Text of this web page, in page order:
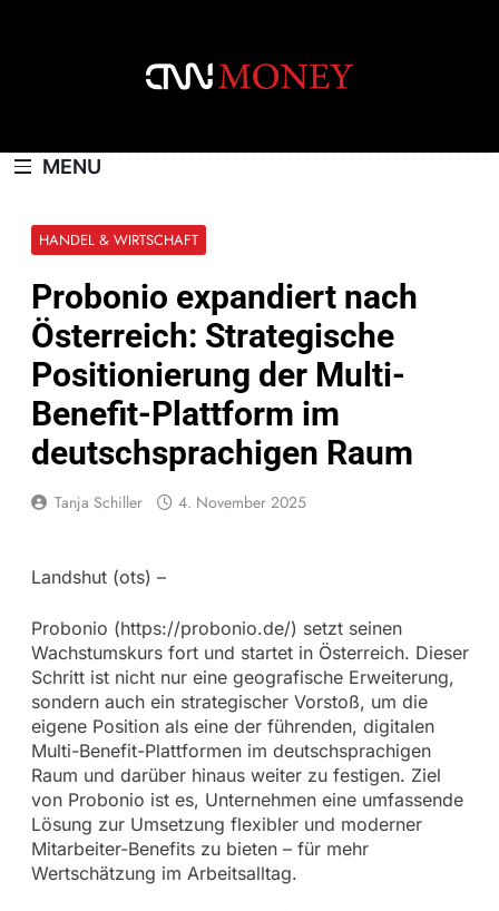
MENU
HANDEL & WIRTSCHAFT
Probonio expandiert nach
Österreich: Strategische
Positionierung der Multi-
Benefit-Plattform im
deutschsprachigen Raum
Tanja Schiller 4. November 2025
Landshut (ots) –
Probonio (https://probonio.de/) setzt seinen
Wachstumskurs fort und startet in Österreich. Dieser
Schritt ist nicht nur eine geografische Erweiterung,
sondern auch ein strategischer Vorstoß, um die
eigene Position als eine der führenden, digitalen
Multi-Benefit-Plattformen im deutschsprachigen
Raum und darüber hinaus weiter zu festigen. Ziel
von Probonio ist es, Unternehmen eine umfassende
Lösung zur Umsetzung flexibler und moderner
Mitarbeiter-Benefits zu bieten – für mehr
Wertschätzung im Arbeitsalltag.